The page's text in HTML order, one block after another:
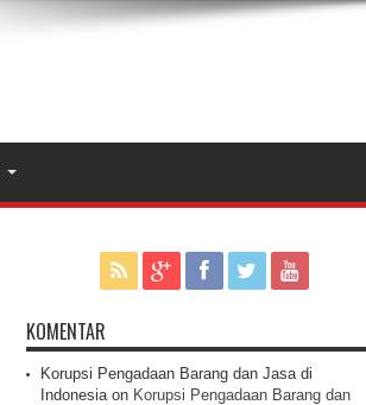
KOMENTAR
Korupsi Pengadaan Barang dan Jasa di
Indonesiaon Korupsi Pengadaan Barang dan